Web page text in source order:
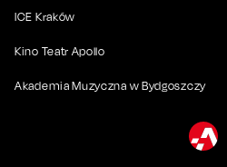
ICE Kraków
Kino Teatr Apollo
Akademia Muzyczna w Bydgoszczy